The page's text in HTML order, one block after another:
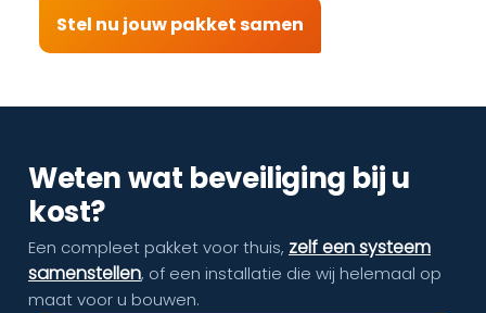
Stel nu jouw pakket samen
Weten wat beveiliging bij u
kost?
Een compleet pakket voor thuis, zelf een systeem
samenstellen, of een installatie die wij helemaal op
maat voor u bouwen.